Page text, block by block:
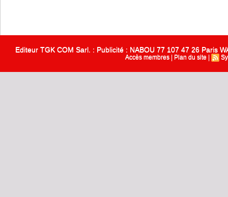
Editeur TGK COM Sarl. : Publicité : NABOU 77 107 47 26 Paris
Accès membres Plan du site